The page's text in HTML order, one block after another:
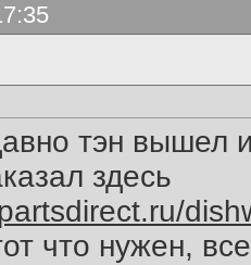
тэн вышел
здесь
что нужен,